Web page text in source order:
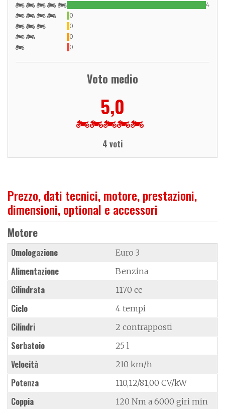
4
0
0
0
0
Voto medio
5,0
4 voti
Prezzo, dati tecnici, motore, prestazioni,
dimensioni, optional e accessori
Motore
Omologazione Euro 3
Alimentazione Benzina
Cilindrata 1170 cc
Ciclo 4 tempi
Cilindri 2 contrapposti
Serbatoio 25 l
Velocità 210 km/h
Potenza 110,12/81,00 CV/kW
Coppia 120 Nm a 6000 giri min